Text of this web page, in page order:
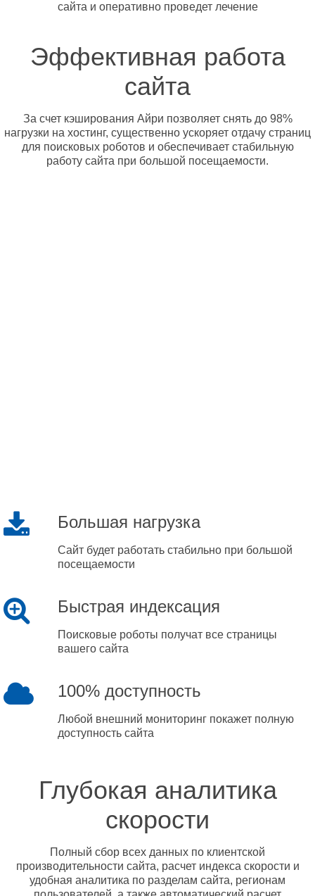
сайта и оперативно проведет лечение
Эффективная работа
сайта
За счет кэширования Айри позволяет снять до 98%
нагрузки на хостинг, существенно ускоряет отдачу страниц
для поисковых роботов и обеспечивает стабильную
работу сайта при большой посещаемости.
Большая нагрузка
Сайт будет работать стабильно при большой
посещаемости
Быстрая индексация
Поисковые роботы получат все страницы
вашего сайта
100% доступность
Любой внешний мониторинг покажет полную
доступность сайта
Глубокая аналитика
скорости
Полный сбор всех данных по клиентской
производительности сайта, расчет индекса скорости и
удобная аналитика по разделам сайта, регионам